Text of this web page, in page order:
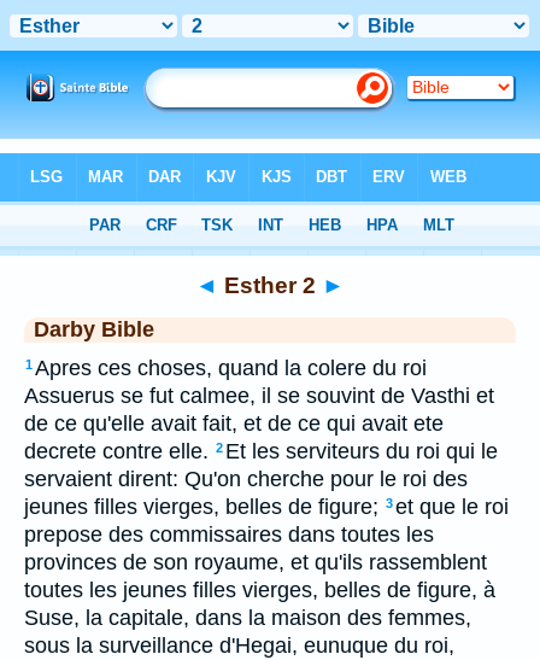
> Esther 2
◄ Esther 2 ►
Darby Bible
1Apres ces choses, quand la colere du roi
Assuerus se fut calmee, il se souvint de Vasthi et
de ce qu'elle avait fait, et de ce qui avait ete
decrete contre elle. 2 Et les serviteurs du roi qui le
servaient dirent: Qu'on cherche pour le roi des
jeunes filles vierges, belles de figure; 3et que le roi
prepose des commissaires dans toutes les
provinces de son royaume, et qu'ils rassemblent
toutes les jeunes filles vierges, belles de figure, à
Suse, la capitale, dans la maison des femmes,
sous la surveillance d'Hegai, eunuque du roi,